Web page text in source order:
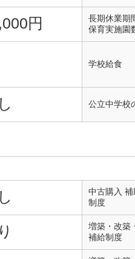
円
長期休業期
保育実施園
学校給食
公立中学校
中古購入
制度
増築・改築
補給制度